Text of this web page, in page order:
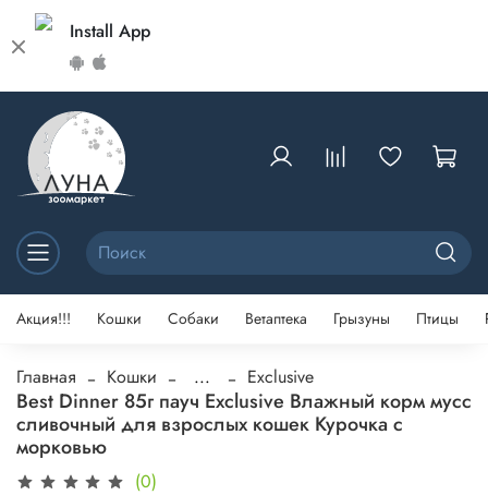
Install App
Акция!!! Кошки Собаки Ветаптека Грызуны Птицы
Главная Кошки ... Exclusive
Best Dinner 85г пауч Exclusive Влажный корм мусс
сливочный для взрослых кошек Курочка с
морковью
(0)